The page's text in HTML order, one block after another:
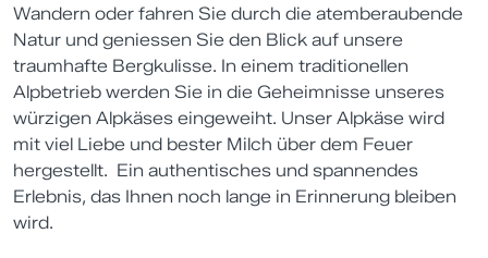
Wandern oder fahren Sie durch die atemberaubende
Natur und geniessen Sie den Blick auf unsere
traumhafte Bergkulisse. In einem traditionellen
Alpbetrieb werden Sie in die Geheimnisse unseres
würzigen Alpkäses eingeweiht. Unser Alpkäse wird
mit viel Liebe und bester Milch über dem Feuer
hergestellt. Ein authentisches und spannendes
Erlebnis, das Ihnen noch lange in Erinnerung bleiben
wird.